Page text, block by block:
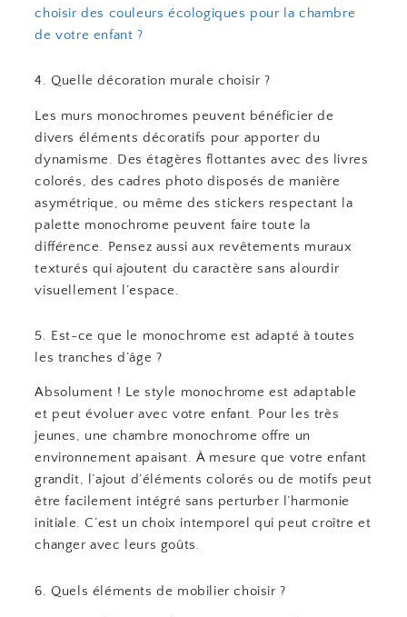
choisir des couleurs écologiques pour la chambre
de votre enfant ?
4. Quelle décoration murale choisir ?
Les murs monochromes peuvent bénéficier de
divers éléments décoratifs pour apporter du
dynamisme. Des étagères flottantes avec des livres
colorés, des cadres photo disposés de manière
asymétrique, ou même des stickers respectant la
palette monochrome peuvent faire toute la
différence. Pensez aussi aux revêtements muraux
texturés qui ajoutent du caractère sans alourdir
visuellement l’espace.
5. Est-ce que le monochrome est adapté à toutes
les tranches d’âge ?
Absolument ! Le style monochrome est adaptable
et peut évoluer avec votre enfant. Pour les très
jeunes, une chambre monochrome offre un
environnement apaisant. À mesure que votre enfant
grandit, l’ajout d’éléments colorés ou de motifs peut
être facilement intégré sans perturber l’harmonie
initiale. C’est un choix intemporel qui peut croître et
changer avec leurs goûts.
6. Quels éléments de mobilier choisir ?